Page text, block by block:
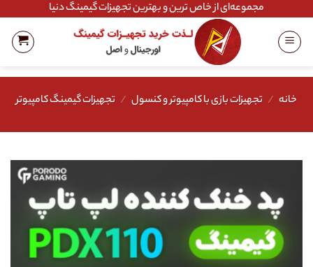
content
مجموعه‌ای از خاص ترین و بهترین تجهیزات گیمینگ دنیا
خانه / تجهیزات بازی با کامپیوتر و کنسول / تجهیزات گیمینگ کامپیوتر